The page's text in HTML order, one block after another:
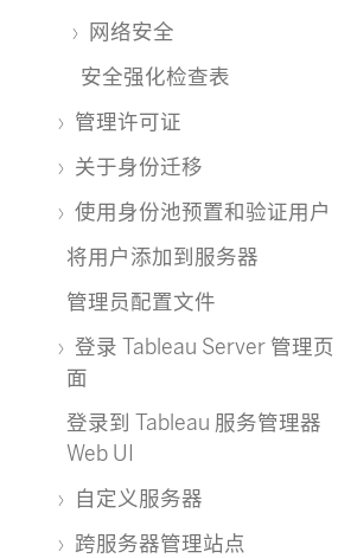
网络安全
安全强化检查表
管理许可证
关于身份迁移
使用身份池预置和验证用户
将用户添加到服务器
管理员配置文件
登录 Tableau Server 管理页
面
登录到 Tableau 服务管理器
Web UI
自定义服务器
跨服务器管理站点